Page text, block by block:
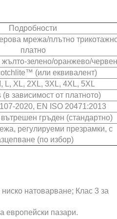
Подробности
мрежа/плътно
платно
жълто-зелено/оранжево/
(или еквивалент)
L, XL, 2XL, 3XL, 4XL, 5XL
зависимост от платното)
2020, EN ISO 20471:2013
гръден (стандартно)
регулируеми презрамки, с
(по избор)
натоварване; Клас 3 за
европейски пазари.